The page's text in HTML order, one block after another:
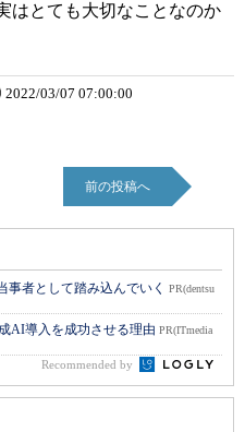
はとても大切なことなのか
2022/03/07 07:00:00
前の投稿へ
者として踏み込んでいく
PR(dentsu
AI導入を成功させる理由 PR(ITmedia
Recommended by